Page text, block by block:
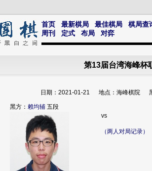
首页 最新棋局 最佳棋局 棋局查
周刊
定式 布局 对弈
第13届台湾海峰杯
日期：2021-01-21 地点：海峰棋院
黑方： 赖均辅 五段
vs
（两人对局记录）